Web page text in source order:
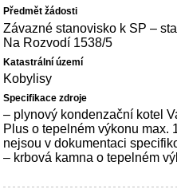
Závazné stanovisko k SP –
Na Rozvodí 1538/5
Kobylisy
– plynový kondenzační kotel
Plus o tepelném výkonu max.
nejsou v dokumentaci
– krbová kamna o tepelném